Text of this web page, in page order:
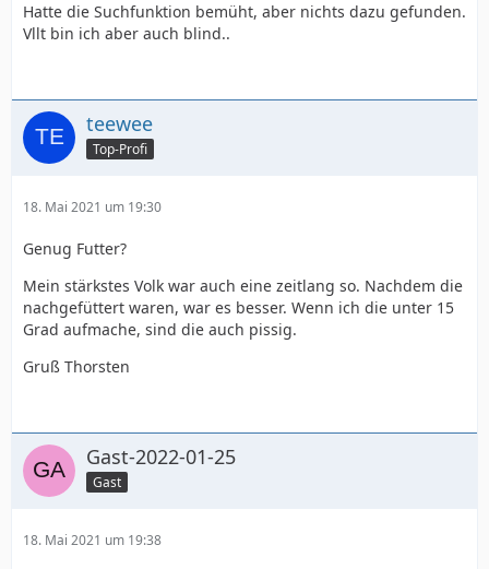
Hatte die Suchfunktion bemüht, aber nichts dazu gefunden.
Vllt bin ich aber auch blind..
teewee
Top-Profi
18. Mai 2021 um 19:30
Genug Futter?
Mein stärkstes Volk war auch eine zeitlang so. Nachdem die
nachgefüttert waren, war es besser. Wenn ich die unter 15
Grad aufmache, sind die auch pissig.
Gruß Thorsten
Gast-2022-01-25
Gast
18. Mai 2021 um 19:38